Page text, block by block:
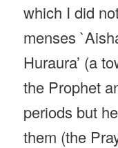
which I did
menses
Huraura’ (a
the Prophet
periods but
them (the